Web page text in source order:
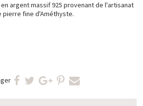
argent massif 925 provenant de l'artisanat
pierre fine d'Améthyste.